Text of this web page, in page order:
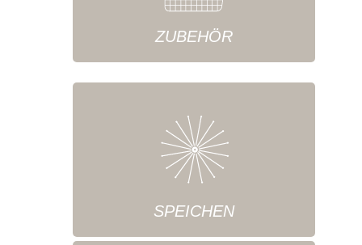
ZUBEHÖR
SPEICHEN